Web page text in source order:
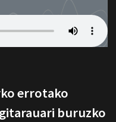
errotako
buruzko